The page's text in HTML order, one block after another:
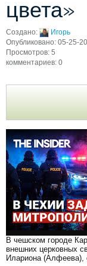
цвета»
Создано:
Игорь
Опубликовано: 05-25-
Просмотров: 5
комментариев: 0
В чешском городе
внешних церковных
Илариона (Алфеева),